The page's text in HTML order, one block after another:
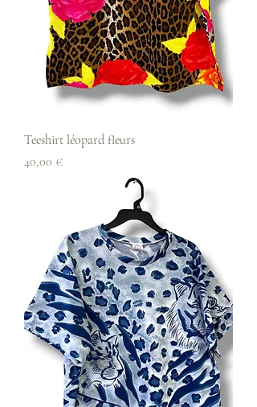
Teeshirt léopard fleurs
Prix
40,00 €